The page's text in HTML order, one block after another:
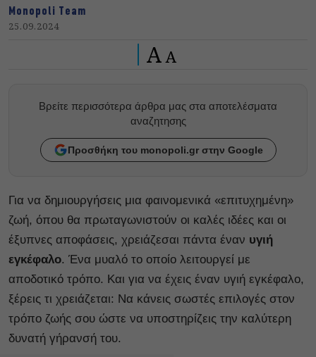
Monopoli Team
25.09.2024
A A
Βρείτε περισσότερα άρθρα μας στα αποτελέσματα
αναζητησης
Προσθήκη του monopoli.gr στην Google
Για να δημιουργήσεις μια φαινομενικά «επιτυχημένη»
ζωή, όπου θα πρωταγωνιστούν οι καλές ιδέες και οι
έξυπνες αποφάσεις, χρειάζεσαι πάντα έναν υγιή
εγκέφαλο. Ένα μυαλό το οποίο λειτουργεί με
αποδοτικό τρόπο. Και για να έχεις έναν υγιή εγκέφαλο,
ξέρεις τι χρειάζεται: Να κάνεις σωστές επιλογές στον
τρόπο ζωής σου ώστε να υποστηρίζεις την καλύτερη
δυνατή γήρανσή του.